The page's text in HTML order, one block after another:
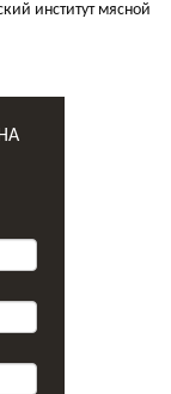
институт мясной